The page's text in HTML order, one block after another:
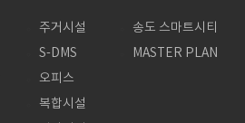
주거시설
S-DMS
오피스
복합시설
송도 스마트시티
MASTER PLAN